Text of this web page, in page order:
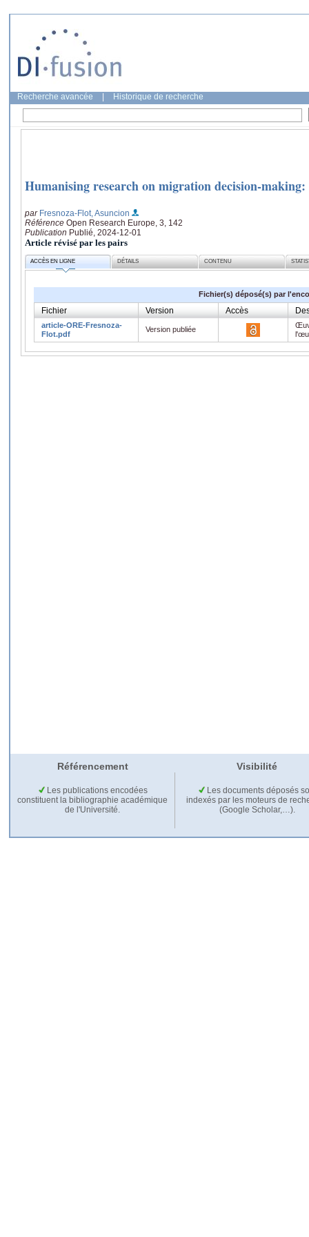
Recherche avancée Historique de recherche
Humanising research on migration decision-
par Fresnoza-Flot, Asuncion
Référence Open Research Europe, 3, 142
Publication Publié, 2024-12-01
Article révisé par les pairs
ACCÈS EN LIGNE DÉTAILS CONTENU
Fichier(s) déposé(s) par
Fichier Version Accès
article-ORE-Fresnoza-
Flot.pdf
Version publiée
Référencement Visibilité
Les publications encodées
constituent la bibliographie académique
de l'Université.
Les documents déposés
indexés par les moteurs de
(Google Scholar,…).